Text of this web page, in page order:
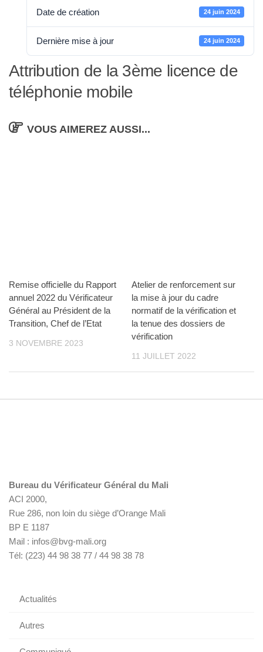
Date de création 24 juin 2024
Dernière mise à jour 24 juin 2024
Attribution de la 3ème licence de
téléphonie mobile
VOUS AIMEREZ AUSSI...
Remise officielle du Rapport
annuel 2022 du Vérificateur
Général au Président de la
Transition, Chef de l’Etat
3 NOVEMBRE 2023
Atelier de renforcement sur
la mise à jour du cadre
normatif de la vérification et
la tenue des dossiers de
vérification
11 JUILLET 2022
Bureau du Vérificateur Général du Mali
ACI 2000,
Rue 286, non loin du siège d’Orange Mali
BP E 1187
Mail : infos@bvg-mali.org
Tél: (223) 44 98 38 77 / 44 98 38 78
Actualités
Autres